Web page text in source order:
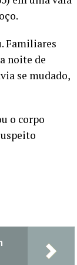
Familiares
noite de
se mudado,
o corpo